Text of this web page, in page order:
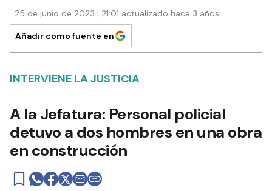
25 de junio de 2023 | 21:01 actualizado hace 3 años
Añadir como fuente en
INTERVIENE LA JUSTICIA
A la Jefatura: Personal policial
detuvo a dos hombres en una obra
en construcción